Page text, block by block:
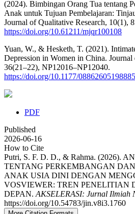
(2024). Bimbingan Orang Tua tentang
Anak untuk Tujuan Pembelajaran:
Journal of Qualitative Research, 10(1),
https://doi.org/10.61211/mjqr100108
Yuan, W., & Hesketh, T. (2021).
Depression in Women in China.
36(21–22), NP12016–NP12040.
https://doi.org/10.1177/
PDF
Published
2026-06-16
How to Cite
Putri, S. F. D. D., & Rahma. (2026).
TENTANG PERKEMBANGAN
ANAK USIA DINI DENGAN
VOSVIEWER: TREN PENELITIAN
DEPAN. AKSELERASI: Jurnal Ilmiah
https://doi.org/10.54783/jin.v8i3.1760